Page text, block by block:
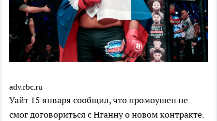
adv.rbc.ru
Уайт 15 января сообщил, что промоушен не
смог договориться с Нганну о новом контракте.